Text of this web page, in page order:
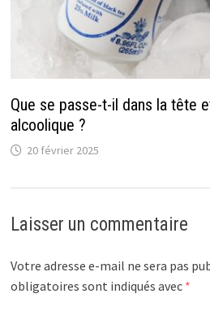
Que se passe-t-il dans la tête
alcoolique ?
20 février 2025
Laisser un commentaire
Votre adresse e-mail ne sera pas
obligatoires sont indiqués avec *